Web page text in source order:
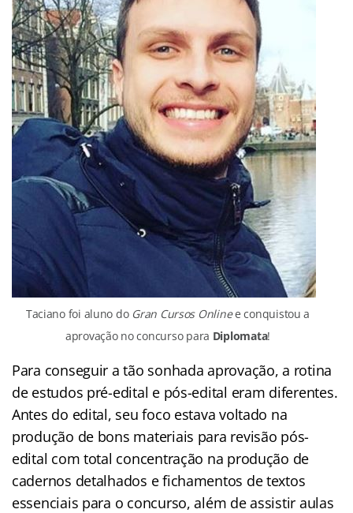
Taciano foi aluno do Gran Cursos Onlinee conquistou a
aprovação no concurso para Diplomata!
Para conseguir a tão sonhada aprovação, a rotina
de estudos pré-edital e pós-edital eram diferentes.
Antes do edital, seu foco estava voltado na
produção de bons materiais para revisão pós-
edital com total concentração na produção de
cadernos detalhados e fichamentos de textos
essenciais para o concurso, além de assistir aulas